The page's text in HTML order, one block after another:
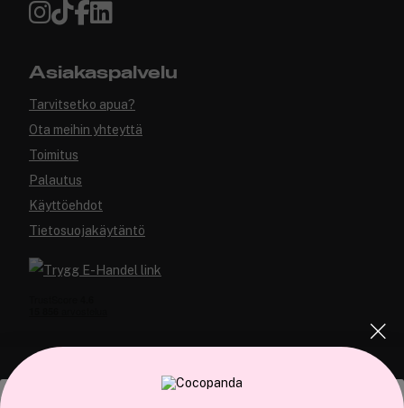
Asiakaspalvelu
Tarvitsetko apua?
Ota meihin yhteyttä
Toimitus
Palautus
Käyttöehdot
Tietosuojakäytäntö